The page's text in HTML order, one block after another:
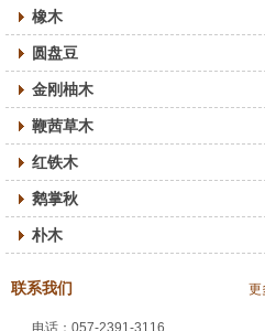
橡木
圆盘豆
金刚柚木
鞭茜草木
红铁木
鹅掌秋
朴木
联系我们 更
电话：057-2391-3116